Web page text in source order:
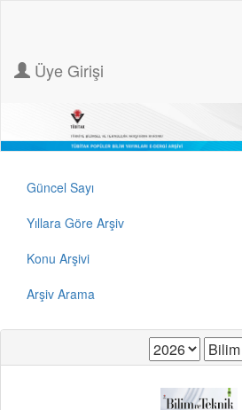
Üye Girişi
Güncel Sayı
Yıllara Göre Arşiv
Konu Arşivi
Arşiv Arama